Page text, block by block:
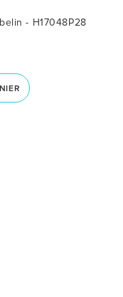
- H17048P28